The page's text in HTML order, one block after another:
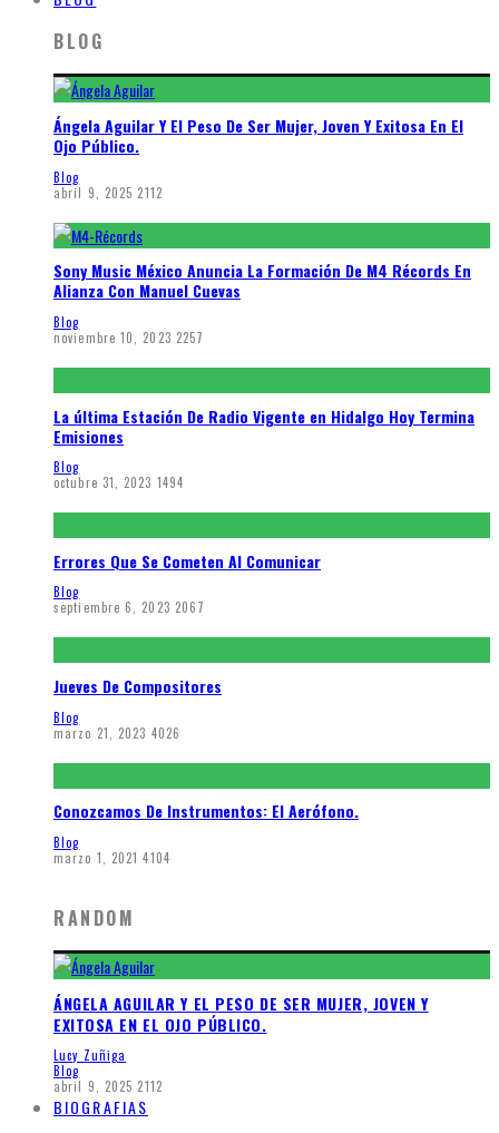
BLOG
Ángela Aguilar Y El Peso De Ser Mujer, Joven Y Exitosa En El
Ojo Público.
Blog
abril 9, 2025 2112
Sony Music México Anuncia La Formación De M4 Récords En
Alianza Con Manuel Cuevas
Blog
noviembre 10, 2023 2257
La última Estación De Radio Vigente en Hidalgo Hoy Termina
Emisiones
Blog
octubre 31, 2023 1494
Errores Que Se Cometen Al Comunicar
Blog
septiembre 6, 2023 2067
Jueves De Compositores
Blog
marzo 21, 2023 4026
Conozcamos De Instrumentos: El Aerófono.
Blog
marzo 1, 2021 4104
RANDOM
ÁNGELA AGUILAR Y EL PESO DE SER MUJER, JOVEN Y
EXITOSA EN EL OJO PÚBLICO.
Lucy Zuñiga
Blog
abril 9, 2025 2112
BIOGRAFIAS